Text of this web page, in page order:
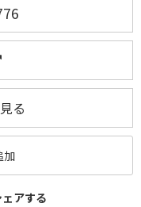
る
加
アする